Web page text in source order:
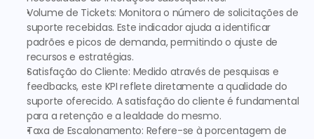
Volume de Tickets: Monitora o número de solicitações de
suporte recebidas. Este indicador ajuda a identificar
padrões e picos de demanda, permitindo o ajuste de
recursos e estratégias.
Satisfação do Cliente: Medido através de pesquisas e
feedbacks, este KPI reflete diretamente a qualidade do
suporte oferecido. A satisfação do cliente é fundamental
para a retenção e a lealdade do mesmo.
Taxa de Escalonamento: Refere-se à porcentagem de